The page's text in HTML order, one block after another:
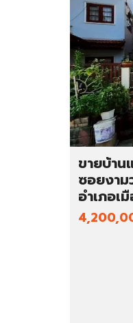
ขายบ้าน
ซอยงา
อำเภอเ